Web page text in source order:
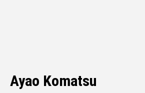
Ayao Komatsu